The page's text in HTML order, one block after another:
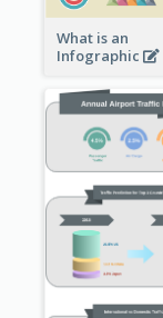
What is an
Infographic